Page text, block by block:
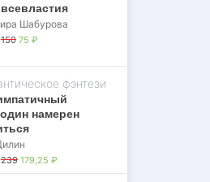
Шабурова
150 75 ₽
фэнтези
намерен
239 179,25 ₽